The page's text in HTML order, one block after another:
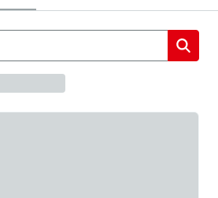
die je zoekt!
prijzen – Ontdek